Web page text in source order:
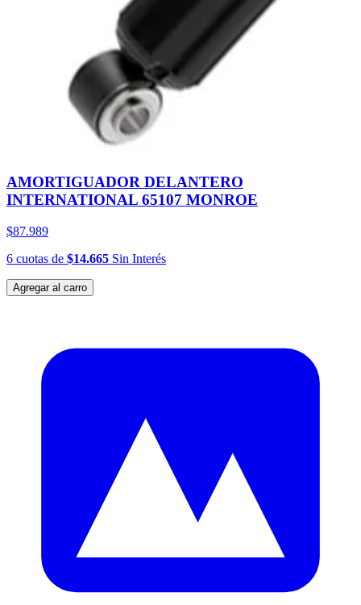
AMORTIGUADOR DELANTERO
INTERNATIONAL 65107 MONROE
$87.989
6 cuotas de $14.665 Sin Interés
Agregar al carro